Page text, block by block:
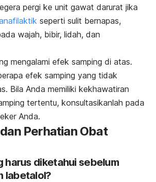
pergi ke unit gawat darurat jika
seperti sulit bernapas,
wajah, bibir, lidah, dan
mengalami efek samping di atas.
efek samping yang tidak
Bila Anda memiliki kekhawatiran
tertentu, konsultasikanlah pada
Anda.
Perhatian Obat
harus diketahui sebelum
labetalol?